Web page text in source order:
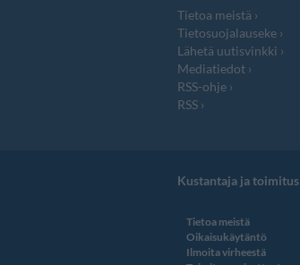
Tietoa meistä
Tietosuojalauseke
Lähetä uutisvinkki
Mediatiedot
RSS-ohje
RSS
Kustantaja ja toimitus
Tietoa meistä
Oikaisukäytäntö
Ilmoita virheestä